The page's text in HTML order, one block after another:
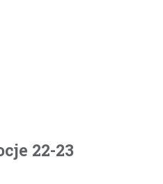
22-23